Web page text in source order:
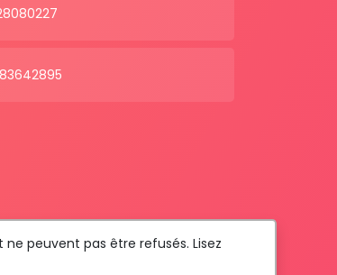
peuvent pas être refusés. Lisez